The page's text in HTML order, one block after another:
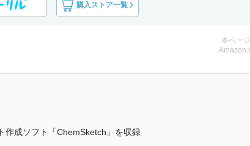
購入ストア一覧
本ペー
作成ソフト「ChemSketch」を収録